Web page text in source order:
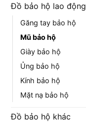
Đồ bảo hộ lao động
Găng tay bảo hộ
Mũ bảo hộ
Giày bảo hộ
Ủng bảo hộ
Kính bảo hộ
Mặt nạ bảo hộ
Đồ bảo hộ khác